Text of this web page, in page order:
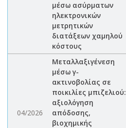
μέσω ασύρματων
ηλεκτρονικών
μετρητικών
διατάξεων χαμηλού
κόστους
04/2026
Μεταλλαξιγένεση
μέσω γ-
ακτινοβολίας σε
ποικιλίες μπιζελιού:
αξιολόγηση
απόδοσης,
βιοχημικής